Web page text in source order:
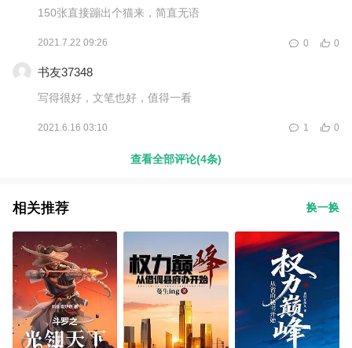
150张直接蹦出个猫来，简直无语
2021.7.22 09:26 0
0
书友37348
写得很好，文笔也好，值得一看
2021.6.16 03:10 0
1
查看全部评论(4条)
相关推荐 换一换